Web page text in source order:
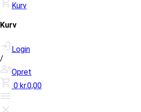
Kurv
Kurv
Login
/
Opret
0 kr.0,00